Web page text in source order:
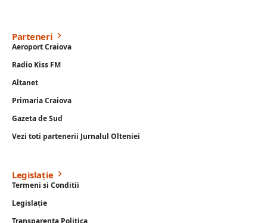
Parteneri
Aeroport Craiova
Radio Kiss FM
Altanet
Primaria Craiova
Gazeta de Sud
Vezi toti partenerii Jurnalul Olteniei
Legislație
Termeni si Conditii
Legislație
Transparenta Politica